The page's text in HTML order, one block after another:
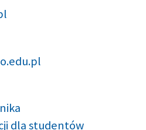
dla studentów